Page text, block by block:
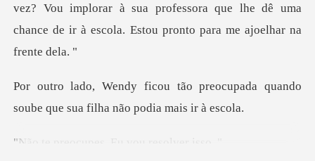
Histórico
Baixar App
? Vou implorar à sua professora que lhe dê uma
chance de i
preocupada quando
soube que sua